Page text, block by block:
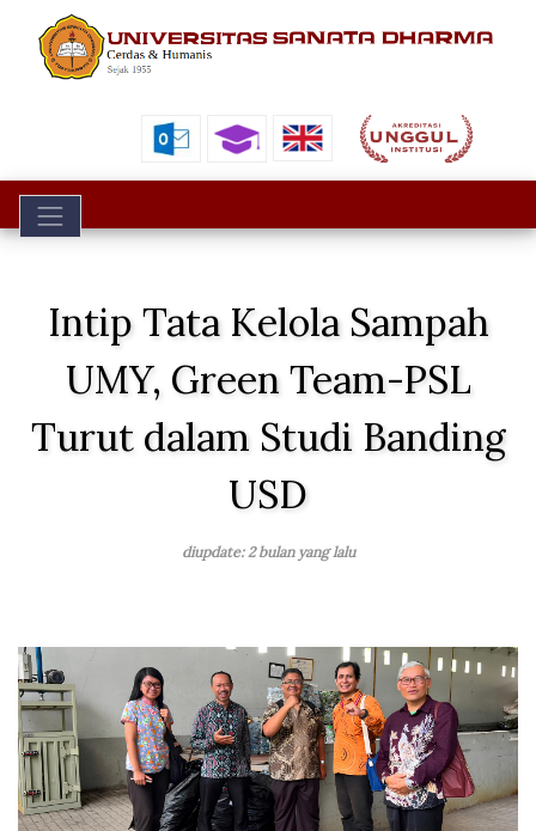
Toggle navigation
Intip Tata Kelola Sampah
UMY, Green Team-PSL
Turut dalam Studi Banding
USD
diupdate: 2 bulan yang lalu